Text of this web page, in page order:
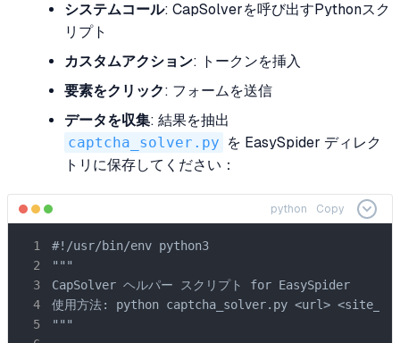
システムコール: CapSolverを呼び出すPythonスク
リプト
カスタムアクション: トークンを挿入
要素をクリック: フォームを送信
データを収集: 結果を抽出
captcha_solver.py を EasySpider ディレク
トリに保存してください：
python Copy
#!/usr/bin/env python3
"""
CapSolver ヘルパー スクリプト for EasySpider
使用方法: python captcha_solver.py <url>
"""